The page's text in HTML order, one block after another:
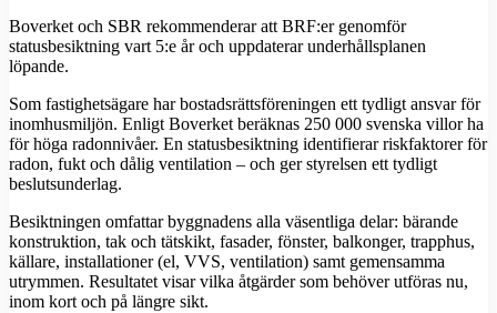
Boverket och SBR rekommenderar att BRF:er genomför
statusbesiktning vart 5:e år och uppdaterar underhållsplanen
löpande.
Som fastighetsägare har bostadsrättsföreningen ett tydligt ansvar för
inomhusmiljön. Enligt Boverket beräknas 250 000 svenska villor ha
för höga radonnivåer. En statusbesiktning identifierar riskfaktorer för
radon, fukt och dålig ventilation – och ger styrelsen ett tydligt
beslutsunderlag.
Besiktningen omfattar byggnadens alla väsentliga delar: bärande
konstruktion, tak och tätskikt, fasader, fönster, balkonger, trapphus,
källare, installationer (el, VVS, ventilation) samt gemensamma
utrymmen. Resultatet visar vilka åtgärder som behöver utföras nu,
inom kort och på längre sikt.